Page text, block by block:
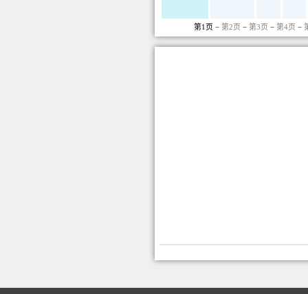
第1页 −第2页 −第3页 −第4页 −